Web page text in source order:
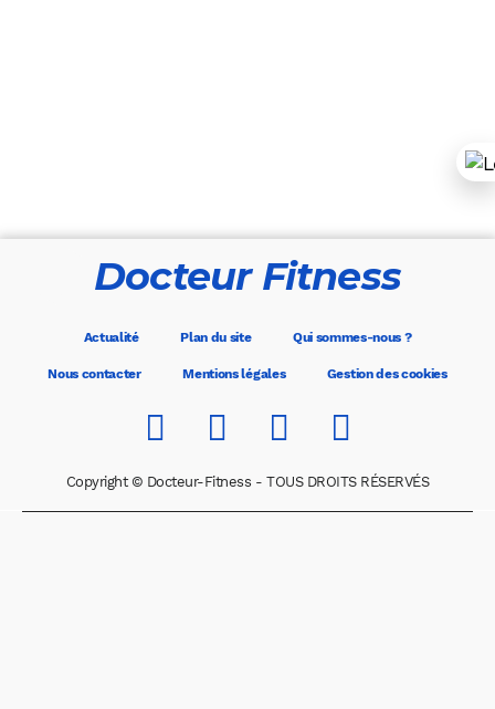
Docteur Fitness
Actualité Plan du site Qui sommes-nous ?
Nous contacter Mentions légales Gestion des cookies
Copyright © Docteur-Fitness - TOUS DROITS RÉSERVÉS